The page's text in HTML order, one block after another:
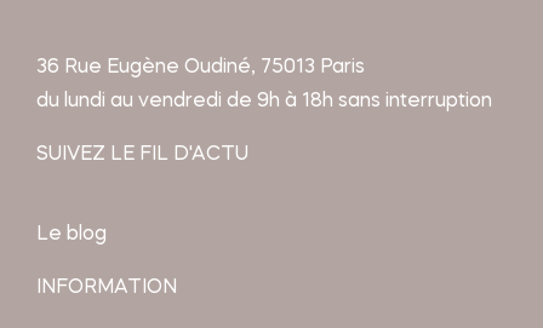
36 Rue Eugène Oudiné, 75013 Paris
du lundi au vendredi de 9h à 18h sans interruption
SUIVEZ LE FIL D'ACTU
Le blog
INFORMATION